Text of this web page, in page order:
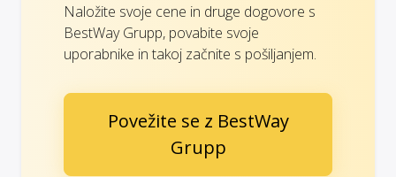
Naložite svoje cene in druge dogovore s
BestWay Grupp, povabite svoje
uporabnike in takoj začnite s pošiljanjem.
Povežite se z BestWay
Grupp